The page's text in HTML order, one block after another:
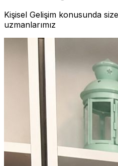
Kişisel Gelişim konusunda
uzmanlarımız